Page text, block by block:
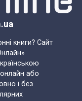
книги? Сайт
або
і без